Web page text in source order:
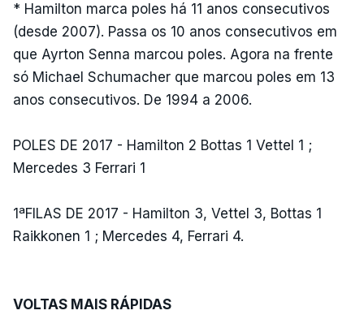
* Hamilton marca poles há 11 anos consecutivos
(desde 2007). Passa os 10 anos consecutivos em
que Ayrton Senna marcou poles. Agora na frente
só Michael Schumacher que marcou poles em 13
anos consecutivos. De 1994 a 2006.
POLES DE 2017 - Hamilton 2 Bottas 1 Vettel 1 ;
Mercedes 3 Ferrari 1
1ªFILAS DE 2017 - Hamilton 3, Vettel 3, Bottas 1
Raikkonen 1 ; Mercedes 4, Ferrari 4.
VOLTAS MAIS RÁPIDAS